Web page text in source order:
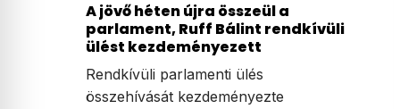
A jövő héten újra összeül a
parlament, Ruff Bálint rendkívüli
ülést kezdeményezett
Rendkívüli parlamenti ülés
összehívását kezdeményezte